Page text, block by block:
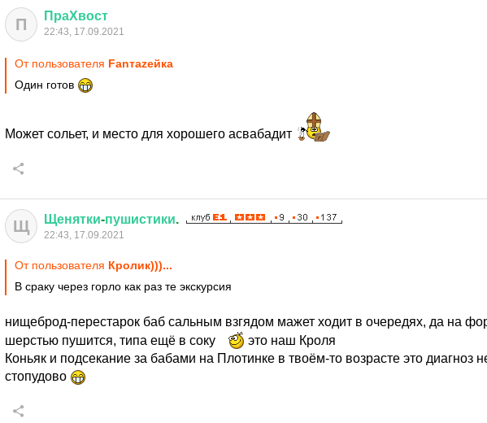
П ПраХвост
22:43, 17.09.2021
От пользователя Fanтаzeйкa
Один готов
Может сольет, и место для хорошего асвабадит
Щ Щенятки-пушистики.
22:43, 17.09.2021
От пользователя Кролик)))...
В сраку через горло как раз те экскурсия
нищеброд-перестарок баб сальным взгядом мажет ходит в очередях, да на
шерстью пушится, типа ещё в соку
это наш Кроля
Коньяк и подсекание за бабами на Плотинке в твоём-то возрасте это диагноз
стопудово